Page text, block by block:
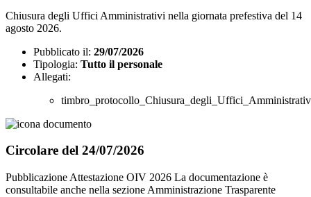
Chiusura degli Uffici Amministrativi nella giornata prefestiva del 14
agosto 2026.
Pubblicato il: 29/07/2026
Tipologia: Tutto il personale
Allegati:
Circolare del 24/07/2026
Pubblicazione Attestazione OIV 2026 La documentazione è
consultabile anche nella sezione Amministrazione Trasparente